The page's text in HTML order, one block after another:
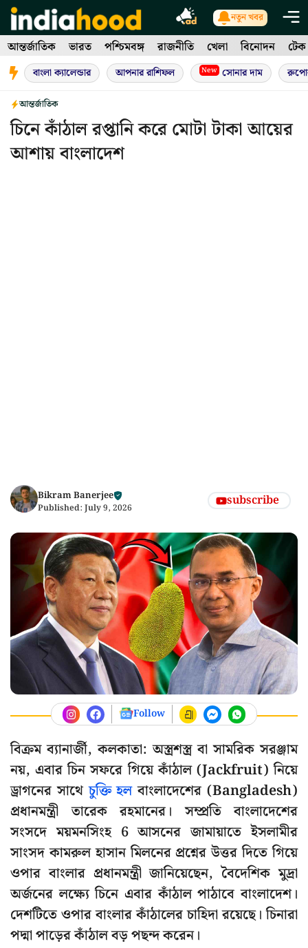
Skip
to
content
নতুন খবর
আন্তর্জাতিক ভারত পশ্চিমবঙ্গ রাজনীতি খেলা বিনোদন টেক
বাংলা ক্যালেন্ডার আপনার রাশিফল New সোনার দাম
আন্তর্জাতিক
চিনে কাঁঠাল রপ্তানি করে মোটা টাকা আয়ের
আশায় বাংলাদেশ
Bikram Banerjee
Published: July 9, 2026 subscribe
Follow
বিক্রম ব্যানার্জী, কলকাতা: অস্ত্রশস্ত্র বা সামরিক সরঞ্জাম
নয়, এবার চিন সফরে গিয়ে কাঁঠাল (Jackfruit) নিয়ে
ড্রাগনের সাথেচুক্তি হলবাংলাদেশের (Bangladesh)
প্রধানমন্ত্রী তারেক রহমানের। সম্প্রতি বাংলাদেশের
সংসদে ময়মনসিংহ 6 আসনের জামায়াতে ইসলামীর
সাংসদ কামরুল হাসান মিলনের প্রশ্নের উত্তর দিতে গিয়ে
ওপার বাংলার প্রধানমন্ত্রী জানিয়েছেন, বৈদেশিক মুদ্রা
অর্জনের লক্ষ্যে চিনে এবার কাঁঠাল পাঠাবে বাংলাদেশ।
দেশটিতে ওপার বাংলার কাঁঠালের চাহিদা রয়েছে। চিনারা
পদ্মা পাড়ের কাঁঠাল বড় পছন্দ করেন।